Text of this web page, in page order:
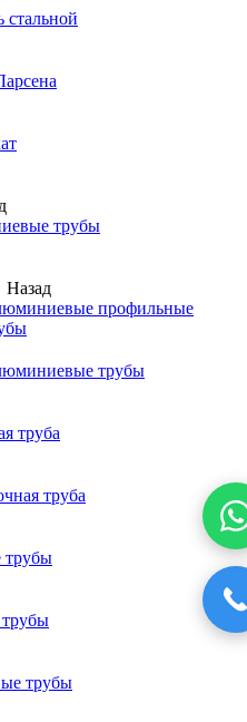
трубы
Назад
профильные
трубы
труба
труба
трубы
трубы